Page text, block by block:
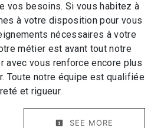
vos besoins. Si vous habitez à
à votre disposition pour vous
nécessaires à votre
métier est avant tout notre
avec vous renforce encore plus
Toute notre équipe est qualifiée
et rigueur.
SEE MORE